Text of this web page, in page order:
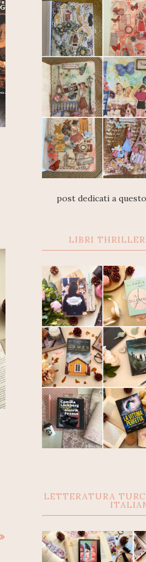
post dedicati a
LIBRI
LETTERATURA